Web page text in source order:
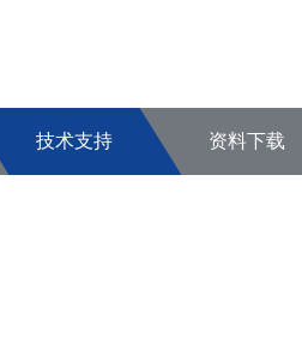
技术支持 资料下载